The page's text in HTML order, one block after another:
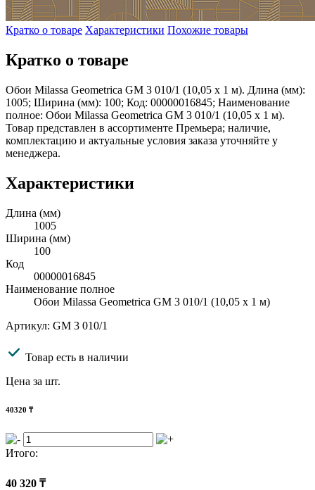
Кратко о товаре Характеристики Похожие товары
Кратко о товаре
Обои Milassa Geometrica GM 3 010/1 (10,05 х 1 м). Длина (мм):
1005; Ширина (мм): 100; Код: 00000016845; Наименование
полное: Обои Milassa Geometrica GM 3 010/1 (10,05 х 1 м).
Товар представлен в ассортименте Премьера; наличие,
комплектацию и актуальные условия заказа уточняйте у
менеджера.
Характеристики
Длина (мм)
1005
Ширина (мм)
100
Код
00000016845
Наименование полное
Обои Milassa Geometrica GM 3 010/1 (10,05 х 1 м)
Артикул: GM 3 010/1
Товар есть в наличии
Цена за шт.
40320 ₸
Итого:
40 320 ₸